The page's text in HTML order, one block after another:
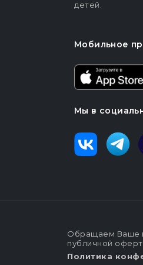
детей.
Мобильное
Мы в
Обращаем Ваше
публичной
Политика